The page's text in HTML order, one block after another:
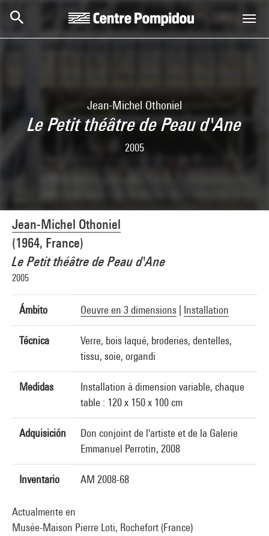
Jean-Michel Othoniel
Le Petit théâtre de Peau d'Ane
2005
Jean-Michel Othoniel
(1964, France)
Le Petit théâtre de Peau d'Ane
2005
Ámbito Oeuvre en 3 dimensions Installation
Técnica
Verre, bois laqué, broderies, dentelles,
tissu, soie, organdi
Medidas
Installation à dimension variable, chaque
table : 120 x 150 x 100 cm
Adquisición
Don conjoint de l'artiste et de la Galerie
Emmanuel Perrotin, 2008
Inventario AM 2008-68
Actualmente en
Musée-Maison Pierre Loti, Rochefort (France)